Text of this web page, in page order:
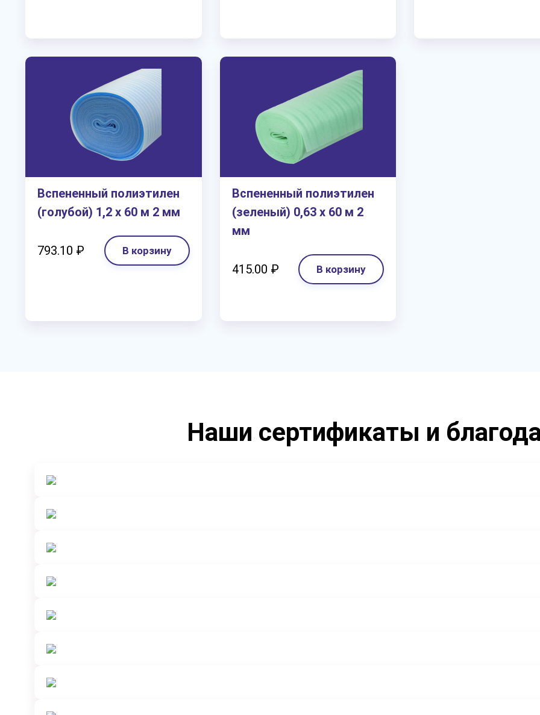
Вспененный полиэтилен
(голубой) 1,2 х 60 м 2 мм
793.10 ₽ В корзину
Вспененный полиэтилен
(зеленый) 0,63 х 60 м 2
мм
415.00 ₽ В корзину
Наши сертификаты и